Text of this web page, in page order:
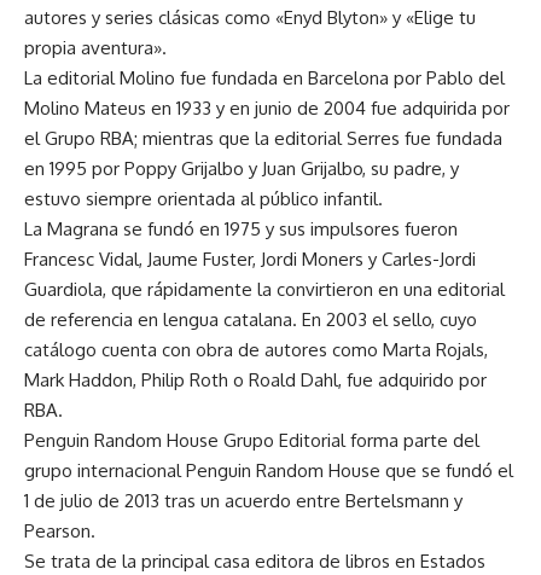
autores y series clásicas como «Enyd Blyton» y «Elige tu
propia aventura».
La editorial Molino fue fundada en Barcelona por Pablo del
Molino Mateus en 1933 y en junio de 2004 fue adquirida por
el Grupo RBA; mientras que la editorial Serres fue fundada
en 1995 por Poppy Grijalbo y Juan Grijalbo, su padre, y
estuvo siempre orientada al público infantil.
La Magrana se fundó en 1975 y sus impulsores fueron
Francesc Vidal, Jaume Fuster, Jordi Moners y Carles-Jordi
Guardiola, que rápidamente la convirtieron en una editorial
de referencia en lengua catalana. En 2003 el sello, cuyo
catálogo cuenta con obra de autores como Marta Rojals,
Mark Haddon, Philip Roth o Roald Dahl, fue adquirido por
RBA.
Penguin Random House Grupo Editorial forma parte del
grupo internacional Penguin Random House que se fundó el
1 de julio de 2013 tras un acuerdo entre Bertelsmann y
Pearson.
Se trata de la principal casa editora de libros en Estados